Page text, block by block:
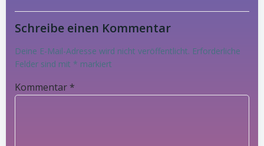
Schreibe einen Kommentar
Deine E-Mail-Adresse wird nicht veröffentlicht. Erforderliche
Felder sind mit * markiert
Kommentar *